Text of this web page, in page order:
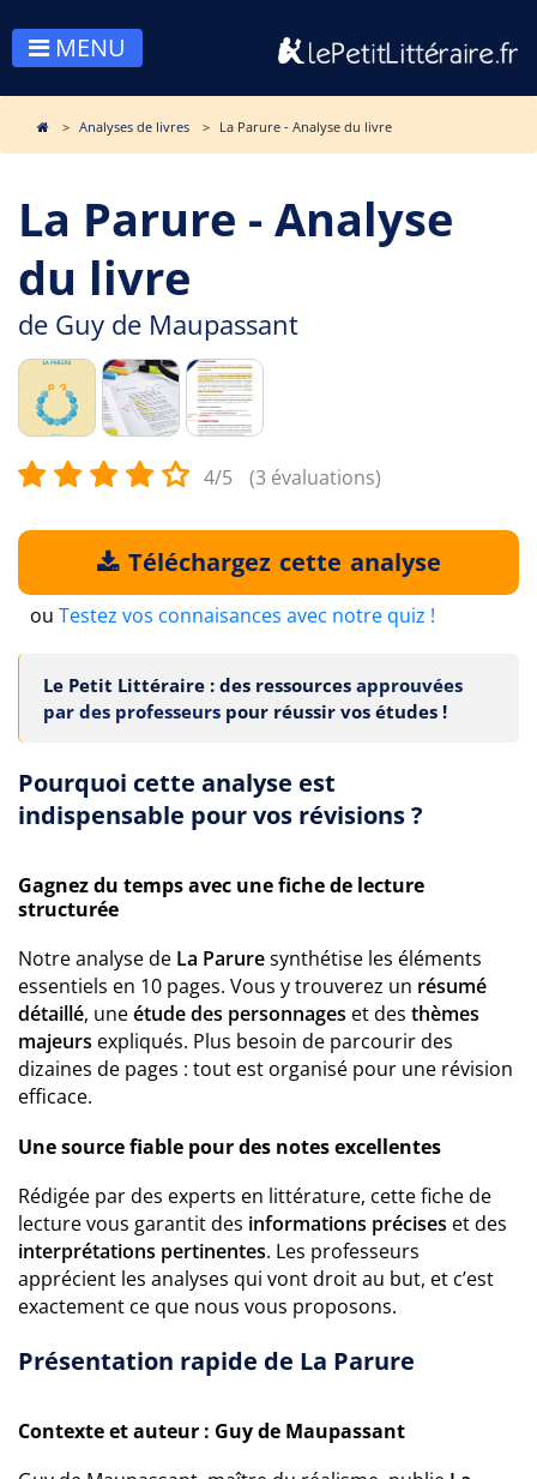
MENU
Analyses de livres La Parure - Analyse du livre
La Parure - Analyse
du livre
de Guy de Maupassant
4/5 (3 évaluations)
Téléchargez cette analyse
ou Testez vos connaisances avec notre quiz !
Le Petit Littéraire : des ressources approuvées
par des professeurs pour réussir vos études !
Pourquoi cette analyse est
indispensable pour vos révisions ?
Gagnez du temps avec une fiche de lecture
structurée
Notre analyse de La Paruresynthétise les éléments
essentiels en 10 pages. Vous y trouverez un résumé
détaillé, uneétude des personnages et des thèmes
majeurs expliqués. Plus besoin de parcourir des
dizaines de pages : tout est organisé pour une révision
efficace.
Une source fiable pour des notes excellentes
Rédigée par des experts en littérature, cette fiche de
lecture vous garantit des informations précises et des
interprétations pertinentes. Les professeurs
apprécient les analyses qui vont droit au but, et c’est
exactement ce que nous vous proposons.
Présentation rapide de La Parure
Contexte et auteur : Guy de Maupassant